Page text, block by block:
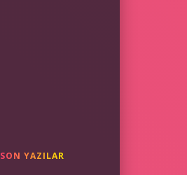
SON YAZILAR